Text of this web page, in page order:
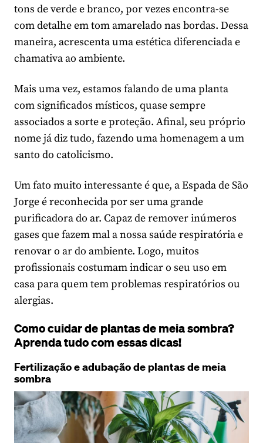
tons de verde e branco, por vezes encontra-se
com detalhe em tom amarelado nas bordas. Dessa
maneira, acrescenta uma estética diferenciada e
chamativa ao ambiente.
Mais uma vez, estamos falando de uma planta
com significados místicos, quase sempre
associados a sorte e proteção. Afinal, seu próprio
nome já diz tudo, fazendo uma homenagem a um
santo do catolicismo.
Um fato muito interessante é que, a Espada de São
Jorge é reconhecida por ser uma grande
purificadora do ar. Capaz de remover inúmeros
gases que fazem mal a nossa saúde respiratória e
renovar o ar do ambiente. Logo, muitos
profissionais costumam indicar o seu uso em
casa para quem tem problemas respiratórios ou
alergias.
Como cuidar de plantas de meia sombra?
Aprenda tudo com essas dicas!
Fertilização e adubação de plantas de meia
sombra